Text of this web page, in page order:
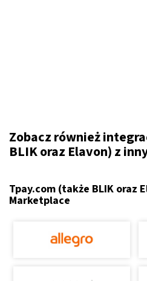
Zobacz również
BLIK oraz Elavon) z
Tpay.com (także BLIK oraz
Marketplace